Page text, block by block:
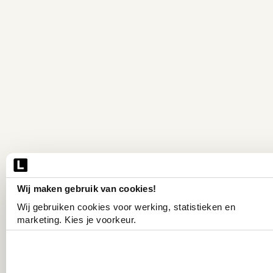
Wij maken gebruik van cookies!
Wij gebruiken cookies voor werking, statistieken en
marketing. Kies je voorkeur.